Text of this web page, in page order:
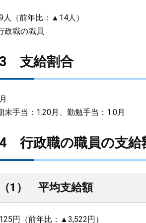
人（前年比：▲14人）
職の職員
3 支給割合
手当：1.20月、勤勉手当：1.0月
4 行政職の職員の支給
（1） 平均支給額
円（前年比：▲3,522円）